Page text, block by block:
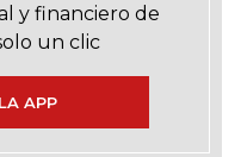
y financiero de
un clic
APP